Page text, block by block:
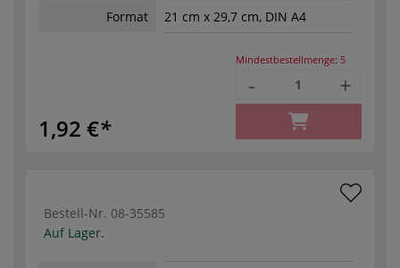
Format 21 cm x 29,7 cm, DIN A4
1,92 €
Mindestbestellmenge: 5
- +
Bestell-Nr. 08-35585
Auf Lager.